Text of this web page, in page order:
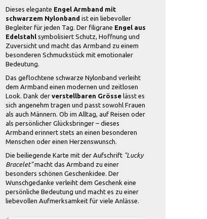
Dieses elegante Engel Armband mit
schwarzem Nylonband ist ein liebevoller
Begleiter für jeden Tag. Der filigrane Engel aus
Edelstahl symbolisiert Schutz, Hoffnung und
Zuversicht und macht das Armband zu einem
besonderen Schmuckstück mit emotionaler
Bedeutung.
Das geflochtene schwarze Nylonband verleiht
dem Armband einen modernen und zeitlosen
Look. Dank der verstellbaren Grösselässt es
sich angenehm tragen und passt sowohl Frauen
als auch Männern. Ob im Alltag, auf Reisen oder
als persönlicher Glücksbringer – dieses
Armband erinnert stets an einen besonderen
Menschen oder einen Herzenswunsch.
Die beiliegende Karte mit der Aufschrift "Lucky
Bracelet"macht das Armband zu einer
besonders schönen Geschenkidee. Der
Wunschgedanke verleiht dem Geschenk eine
persönliche Bedeutung und macht es zu einer
liebevollen Aufmerksamkeit für viele Anlässe.